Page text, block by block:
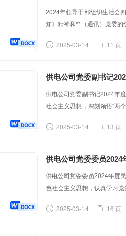
2024年领导干部组织生活会
知》精神和**（通讯）党委的
时代中国特色社会主义思想
2025-03-14 11 页
供电公司党委副书记
供电公司党委副书记2024年
社会主义思想，深刻领悟“两
施，现将个人对照检查情况
2025-03-14 13 页
供电公司党委委员
供电公司党委委员2024年度
色社会主义思想，认真学习党
责任等方面，深入查摆问题
2025-03-14 16 页